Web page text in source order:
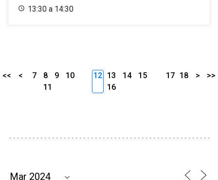
13:30 a 14:30
<< < 7 8 9
10
11
12 13 14
15
16
17 18 > >>